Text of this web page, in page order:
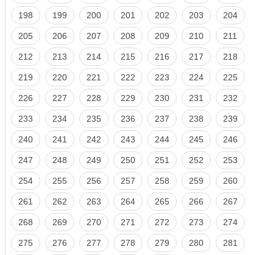
198 199 200 201 202 203 204
205 206 207 208 209 210 211
212 213 214 215 216 217 218
219 220 221 222 223 224 225
226 227 228 229 230 231 232
233 234 235 236 237 238 239
240 241 242 243 244 245 246
247 248 249 250 251 252 253
254 255 256 257 258 259 260
261 262 263 264 265 266 267
268 269 270 271 272 273 274
275 276 277 278 279 280 281